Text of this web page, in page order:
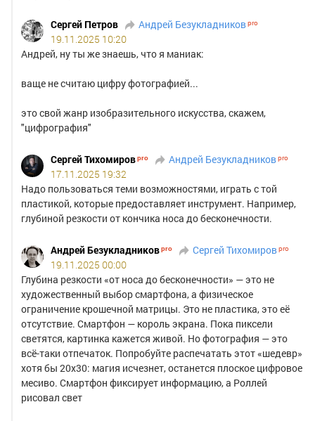
Сергей Петров
Андрей Безукладников
19.11.2025 10:20
Андрей, ну ты же знаешь, что я маниак:
ваще не считаю цифру фотографией...
это свой жанр изобразительного искусства, скажем,
"цифрография"
Сергей Тихомиров
Андрей Безукладников
17.11.2025 19:32
Надо пользоваться теми возможностями, играть с той
пластикой, которые предоставляет инструмент. Например,
глубиной резкости от кончика носа до бесконечности.
Андрей Безукладников
Сергей Тихомиров
19.11.2025 00:00
Глубина резкости «от носа до бесконечности» — это не
художественный выбор смартфона, а физическое
ограничение крошечной матрицы. Это не пластика, это её
отсутствие. Смартфон — король экрана. Пока пиксели
светятся, картинка кажется живой. Но фотография — это
всё-таки отпечаток. Попробуйте распечатать этот «шедевр»
хотя бы 20х30: магия исчезнет, останется плоское цифровое
месиво. Смартфон фиксирует информацию, а Роллей
рисовал свет